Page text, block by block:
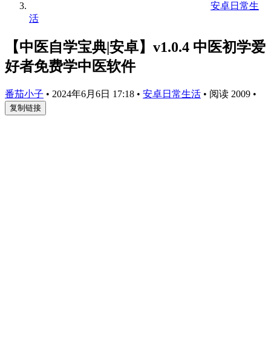
安卓日常生
活
【中医自学宝典|安卓】v1.0.4 中医初学爱
好者免费学中医软件
番茄小子 • 2024年6月6日 17:18 • 安卓日常生活 • 阅读 2009 •
复制链接